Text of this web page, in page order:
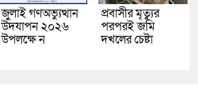
জুলাই গণঅভ্যুত্থান
উদযাপন ২০২৬
উপলক্ষে ন
প্রবাসীর মৃত্যুর
পরপরই জমি
দখলের চেষ্টা